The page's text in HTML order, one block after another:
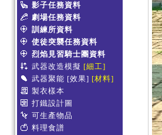
影子任務資料
劇場任務資料
訓練所資料
使徒突襲任務資料
烈焰見習騎士團資料
武器改造模擬 [細工]
武器聚能 [效果] [材料]
製衣樣本
打鐵設計圖
可生產物品
料理食譜